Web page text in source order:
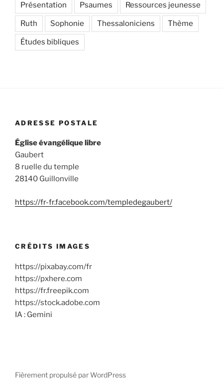
Présentation Psaumes Ressources jeunesse
Ruth Sophonie Thessaloniciens Thème
Études bibliques
ADRESSE POSTALE
Église évangélique libre
Gaubert
8 ruelle du temple
28140 Guillonville
https://fr-fr.facebook.com/templedegaubert/
CRÉDITS IMAGES
https://pixabay.com/fr
https://pxhere.com
https://fr.freepik.com
https://stock.adobe.com
IA : Gemini
Fièrement propulsé par WordPress